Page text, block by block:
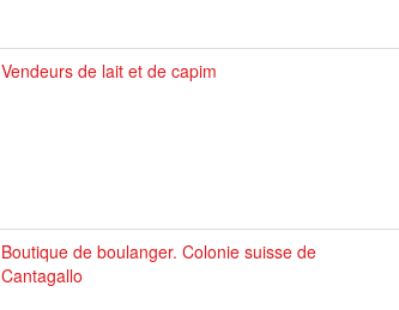
Vendeurs de lait et de capim
Boutique de boulanger. Colonie suisse de
Cantagallo